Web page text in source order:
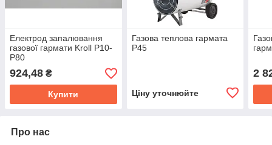
Електрод запалювання
газової гармати Kroll P10-
P80
924,48 ₴
Купити
Газова теплова гармата
P45
Ціну уточнюйте
2
Про нас